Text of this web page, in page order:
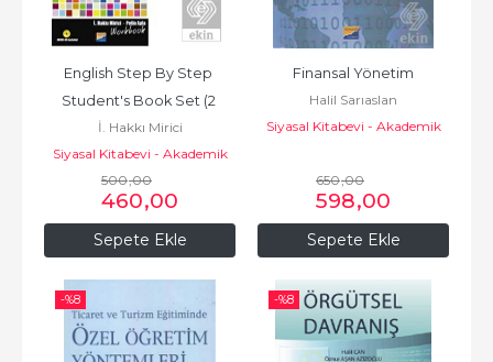
Sepete Ekle
English Step By Step
Student's Book Set (2
Kitap)
İ. Hakkı Mirici
Siyasal Kitabevi - Akademik
Kitaplar
500,00
460,00
Sepete Ekle
Finansal Yönetim
Halil Sarıaslan
Siyasal Kitabevi - Akademik
650,00
598,00
-%8 -%8